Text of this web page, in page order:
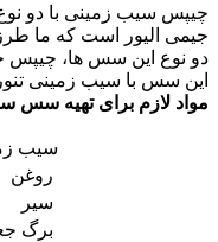
چیپس سیب زمینی با دو
جیمی الیور است که ما طرز
دو نوع این سس ها، چیپس
این سس با سیب زمینی
مواد لازم برای تهیه سس
سیب
روغن
سیر
برگ